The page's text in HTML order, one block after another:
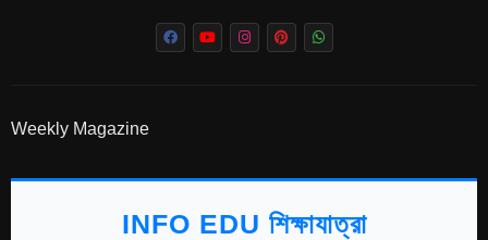
Weekly Magazine
INFO EDU শিক্ষাযাত্রা